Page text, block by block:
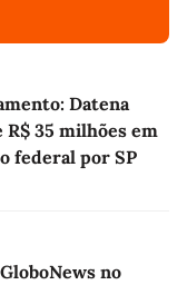
Datena
35 milhões em
federal por SP
no